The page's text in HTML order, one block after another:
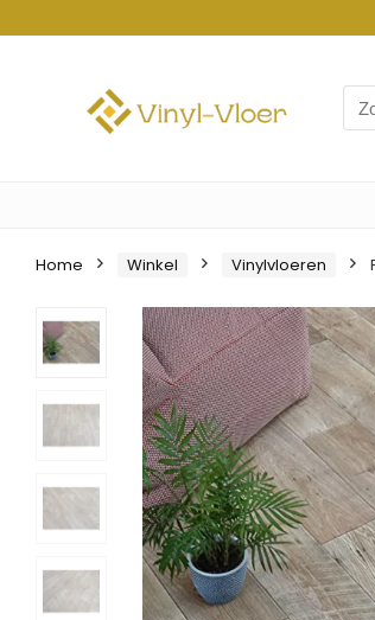
for:
Home Winkel Vinylvloeren